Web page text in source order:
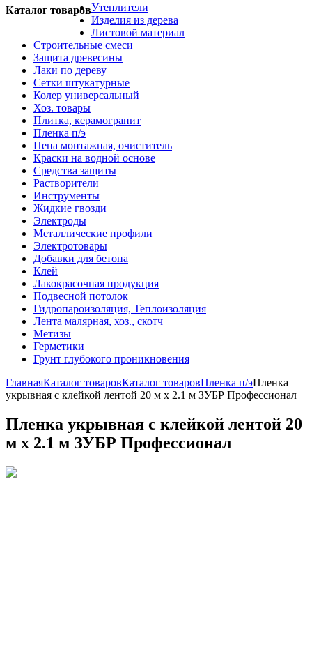
Каталог товаровУтеплители
Изделия из дерева
Листовой материал
Строительные смеси
Защита древесины
Лаки по дереву
Сетки штукатурные
Колер универсальный
Хоз. товары
Плитка, керамогранит
Пленка п/э
Пена монтажная, очиститель
Краски на водной основе
Средства защиты
Растворители
Инструменты
Жидкие гвозди
Электроды
Металлические профили
Электротовары
Добавки для бетона
Клей
Лакокрасочная продукция
Подвесной потолок
Гидропароизоляция, Теплоизоляция
Лента малярная, хоз., скотч
Метизы
Герметики
Грунт глубокого проникновения
ГлавнаяКаталог товаровКаталог товаровПленка п/эПленка
укрывная с клейкой лентой 20 м x 2.1 м ЗУБР Профессионал
Пленка укрывная с клейкой лентой 20
м x 2.1 м ЗУБР Профессионал